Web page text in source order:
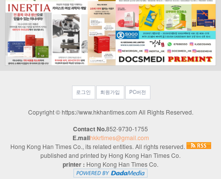
로그인 회원가입 PC버전
Copyright © https://www.hkhantimes.com All Rights Reserved.
Contact No.852-9730-1755
E.mailhkkrtimes@gmail.com
Hong Kong Han Times Co., its related entities. All rights reserved.
published and printed by Hong Kong Han Times Co.
printer : Hong Kong Han Times Co.